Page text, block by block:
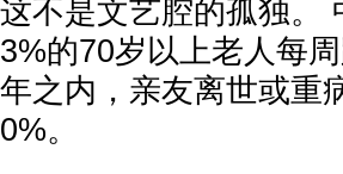
这不是文艺腔的孤独。
3%的70岁以上老人每
年之内，亲友离世或重
0%。